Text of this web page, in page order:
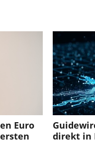
Euro
direkt in